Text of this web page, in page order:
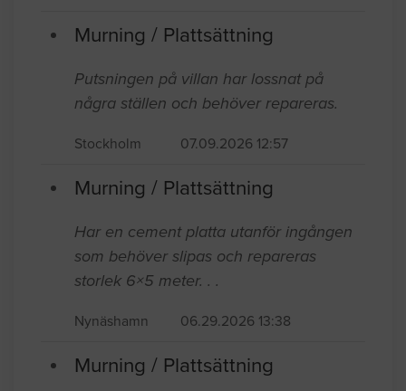
Murning / Plattsättning
Putsningen på villan har lossnat på
några ställen och behöver repareras.
Stockholm 07.09.2026 12:57
Murning / Plattsättning
Har en cement platta utanför ingången
som behöver slipas och repareras
storlek 6×5 meter. . .
Nynäshamn 06.29.2026 13:38
Murning / Plattsättning